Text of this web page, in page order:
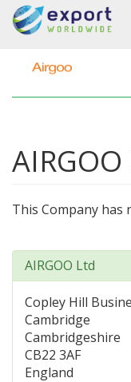
This Company
AIRGOO Ltd
Copley Hill
Cambridge
Cambridgeshire
CB22 3AF
England